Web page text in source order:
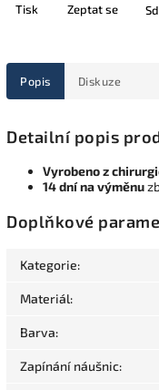
Tisk Zeptat se
Popis Diskuze
Detailní popis
Vyrobeno z
14 dní na výměnu
Doplňkové
Kategorie:
Materiál:
Barva:
Zapínání náušnic: